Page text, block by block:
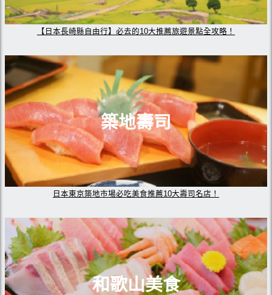
【日本長崎縣自由行】必去的10大推薦旅遊景點全攻略！
築地壽司
日本東京築地市場必吃美食推薦10大壽司名店！
和歌山美食